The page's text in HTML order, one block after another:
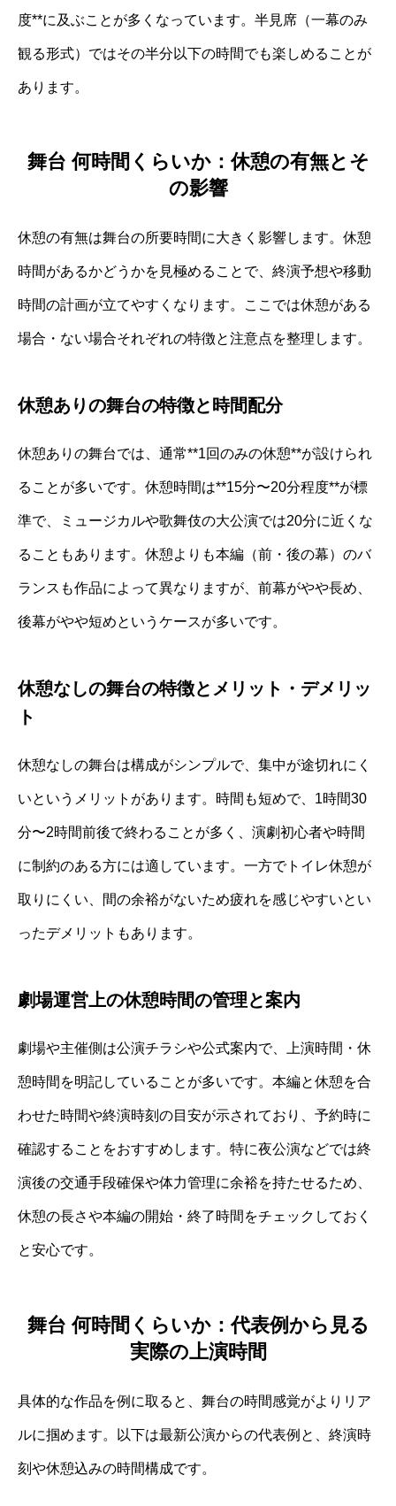
度**に及ぶことが多くなっています。半見席（一幕のみ
観る形式）ではその半分以下の時間でも楽しめることが
あります。
舞台 何時間くらいか：休憩の有無とそ
の影響
休憩の有無は舞台の所要時間に大きく影響します。休憩
時間があるかどうかを見極めることで、終演予想や移動
時間の計画が立てやすくなります。ここでは休憩がある
場合・ない場合それぞれの特徴と注意点を整理します。
休憩ありの舞台の特徴と時間配分
休憩ありの舞台では、通常**1回のみの休憩**が設けられ
ることが多いです。休憩時間は**15分〜20分程度**が標
準で、ミュージカルや歌舞伎の大公演では20分に近くな
ることもあります。休憩よりも本編（前・後の幕）のバ
ランスも作品によって異なりますが、前幕がやや長め、
後幕がやや短めというケースが多いです。
休憩なしの舞台の特徴とメリット・デメリッ
ト
休憩なしの舞台は構成がシンプルで、集中が途切れにく
いというメリットがあります。時間も短めで、1時間30
分〜2時間前後で終わることが多く、演劇初心者や時間
に制約のある方には適しています。一方でトイレ休憩が
取りにくい、間の余裕がないため疲れを感じやすいとい
ったデメリットもあります。
劇場運営上の休憩時間の管理と案内
劇場や主催側は公演チラシや公式案内で、上演時間・休
憩時間を明記していることが多いです。本編と休憩を合
わせた時間や終演時刻の目安が示されており、予約時に
確認することをおすすめします。特に夜公演などでは終
演後の交通手段確保や体力管理に余裕を持たせるため、
休憩の長さや本編の開始・終了時間をチェックしておく
と安心です。
舞台 何時間くらいか：代表例から見る
実際の上演時間
具体的な作品を例に取ると、舞台の時間感覚がよりリア
ルに掴めます。以下は最新公演からの代表例と、終演時
刻や休憩込みの時間構成です。